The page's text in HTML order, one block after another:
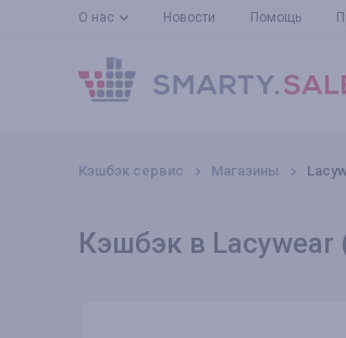
О нас Новости Помощь
Кэшбэк сервис Магазины
Кэшбэк в Lacywear